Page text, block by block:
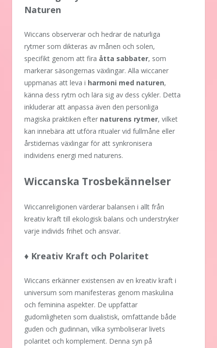
Naturen
Wiccans observerar och hedrar de naturliga
rytmer som dikteras av månen och solen,
specifikt genom att fira åtta sabbater, som
markerar säsongernas växlingar. Alla wiccaner
uppmanas att leva i harmoni med naturen,
känna dess rytm och lära sig av dess cykler. Detta
inkluderar att anpassa även den personliga
magiska praktiken efter naturens rytmer, vilket
kan innebära att utföra ritualer vid fullmåne eller
årstidernas växlingar för att synkronisera
individens energi med naturens.
Wiccanska Trosbekännelser
Wiccanreligionen värderar balansen i allt från
kreativ kraft till ekologisk balans och understryker
varje individs frihet och ansvar.
♦ Kreativ Kraft och Polaritet
Wiccans erkänner existensen av en kreativ kraft i
universum som manifesteras genom maskulina
och feminina aspekter. De uppfattar
gudomligheten som dualistisk, omfattande både
guden och gudinnan, vilka symboliserar livets
polaritet och komplement. Denna syn på